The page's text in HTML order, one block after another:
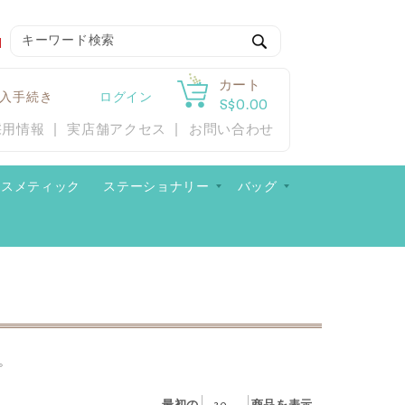
手続き ログイン
カート
S$0.00
情報 実店舗アクセス お問い合わせ
メティック ステーショナリー バッグ
。